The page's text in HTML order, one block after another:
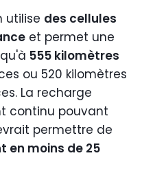
utilise des cellules
et permet une
555 kilomètres
ou 520 kilomètres
La recharge
continu pouvant
permettre de
en moins de 25